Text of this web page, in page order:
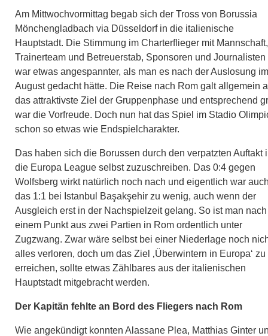
Am Mittwochvormittag begab sich der Tross von Borussia
Mönchengladbach via Düsseldorf in die italienische
Hauptstadt. Die Stimmung im Charterflieger mit Mannschaft,
Trainerteam und Betreuerstab, Sponsoren und Journalisten
war etwas angespannter, als man es nach der Auslosung im
August gedacht hätte. Die Reise nach Rom galt allgemein
das attraktivste Ziel der Gruppenphase und entsprechend
war die Vorfreude. Doch nun hat das Spiel im Stadio
schon so etwas wie Endspielcharakter.
Das haben sich die Borussen durch den verpatzten Auftakt
die Europa League selbst zuzuschreiben. Das 0:4 gegen
Wolfsberg wirkt natürlich noch nach und eigentlich war
das 1:1 bei Istanbul Başakşehir zu wenig, auch wenn der
Ausgleich erst in der Nachspielzeit gelang. So ist man nach
einem Punkt aus zwei Partien in Rom ordentlich unter
Zugzwang. Zwar wäre selbst bei einer Niederlage noch
alles verloren, doch um das Ziel ‚Überwintern in Europa‘ zu
erreichen, sollte etwas Zählbares aus der italienischen
Hauptstadt mitgebracht werden.
Der Kapitän fehlte an Bord des Fliegers nach Rom
Wie angekündigt konnten Alassane Plea, Matthias Ginter